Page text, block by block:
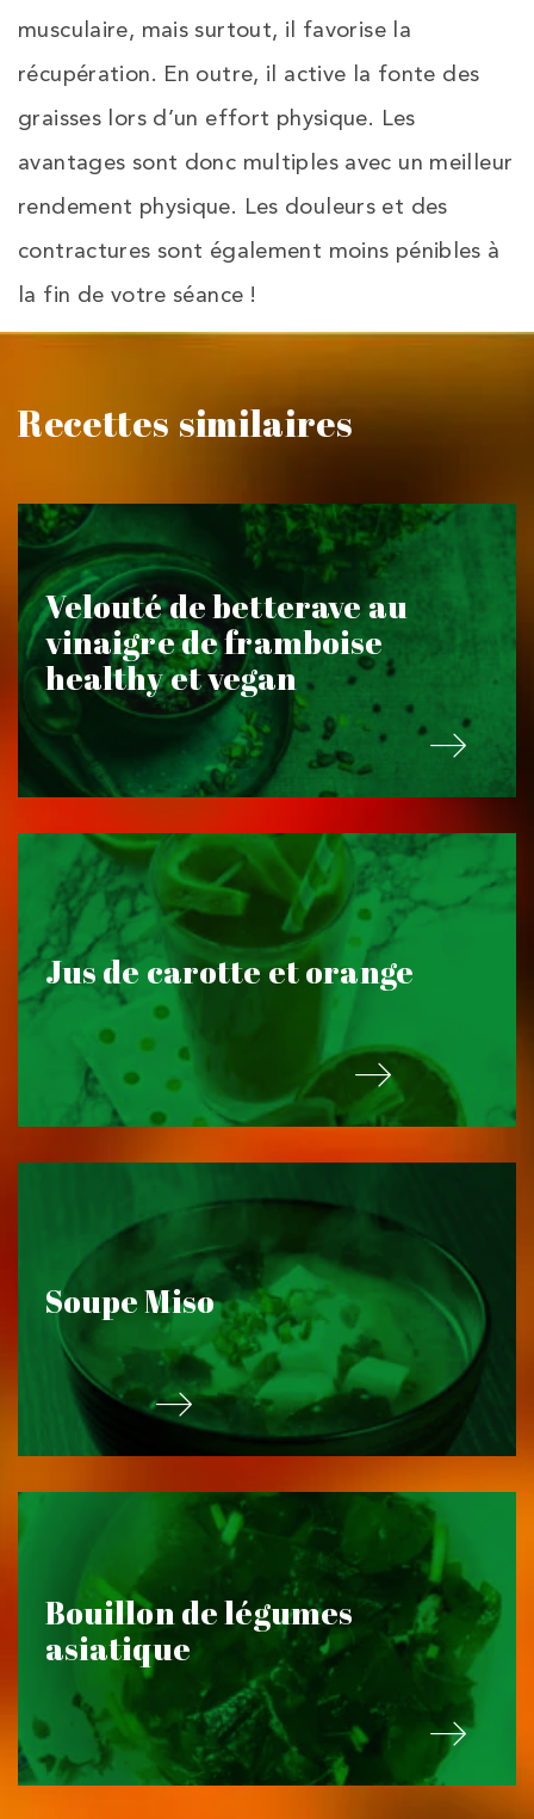
musculaire, mais surtout, il favorise la
récupération. En outre, il active la fonte des
graisses lors d’un effort physique. Les
avantages sont donc multiples avec un meilleur
rendement physique. Les douleurs et des
contractures sont également moins pénibles à
la fin de votre séance !
Recettes similaires
Velouté de betterave au
vinaigre de framboise
healthy et vegan
Jus de carotte et orange
Soupe Miso
Bouillon de légumes
asiatique